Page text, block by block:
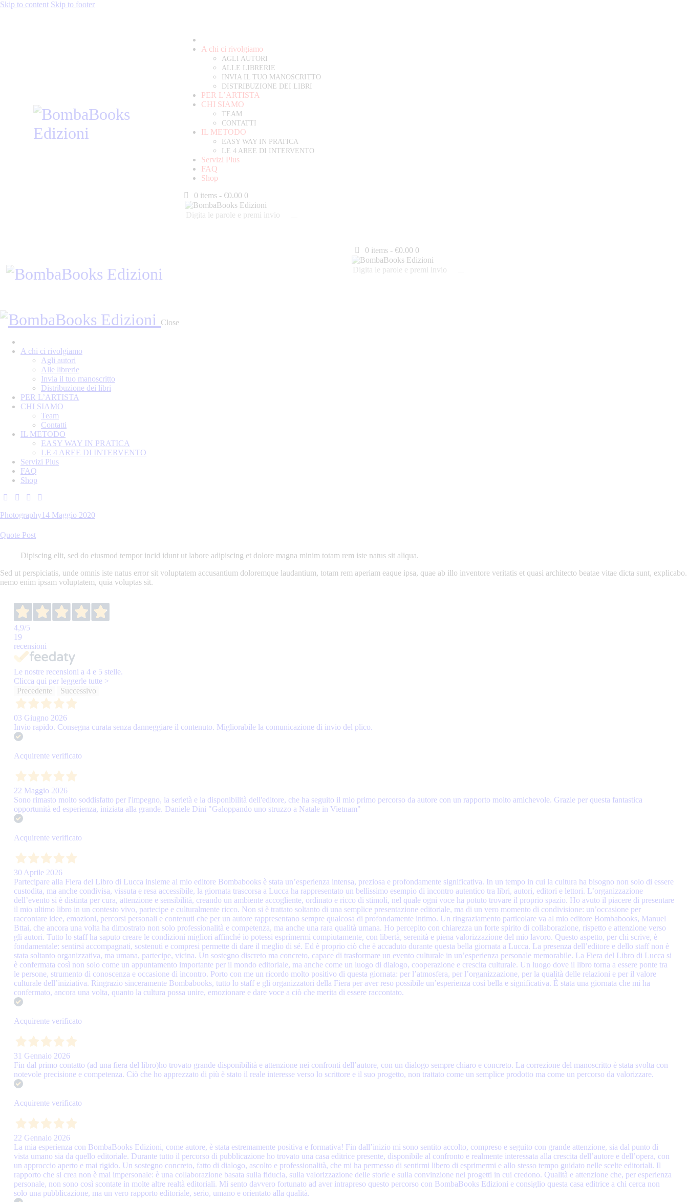
Skip to content Skip to footer
A chi ci rivolgiamo
AGLI AUTORI
ALLE LIBRERIE
INVIA IL TUO MANOSCRITTO
DISTRIBUZIONE DEI LIBRI
PER L’ARTISTA
CHI SIAMO
TEAM
CONTATTI
IL METODO
EASY WAY IN PRATICA
LE 4 AREE DI INTERVENTO
Servizi Plus
FAQ
Shop
0 items- €0.00 0
0 items -€0.00 0
Close
A chi ci rivolgiamo
Agli autori
Alle librerie
Invia il tuo manoscritto
Distribuzione dei libri
PER L’ARTISTA
CHI SIAMO
Team
Contatti
IL METODO
EASY WAY IN PRATICA
LE 4 AREE DI INTERVENTO
Servizi Plus
FAQ
Shop
Photography14 Maggio 2020
Quote Post
Dipiscing elit, sed do eiusmod tempor incid idunt ut labore adipiscing et dolore magna minim totam rem iste natus sit aliqua.
Sed ut perspiciatis, unde omnis iste natus error sit voluptatem accusantium doloremque laudantium, totam rem aperiam eaque ipsa, quae ab illo inventore veritatis et quasi architecto beatae vitae dicta sunt, explicabo.
nemo enim ipsam voluptatem, quia voluptas sit.
4,9/5
19
recensioni
Le nostre recensioni a 4 e 5 stelle.
Clicca qui per leggerle tutte >
Precedente
Successivo
03 Giugno 2026
Invio rapido. Consegna curata senza danneggiare il contenuto. Migliorabile la comunicazione di invio del plico.
Acquirente verificato
22 Maggio 2026
Sono rimasto molto soddisfatto per l'impegno, la serietà e la disponibilità dell'editore, che ha seguito il mio primo percorso da autore con un rapporto molto amichevole. Grazie per questa fantastica
opportunità ed esperienza, iniziata alla grande. Daniele Dini "Galoppando uno struzzo a Natale in Vietnam"
Acquirente verificato
30 Aprile 2026
Partecipare alla Fiera del Libro di Lucca insieme al mio editore Bombabooks è stata un’esperienza intensa, preziosa e profondamente significativa. In un tempo in cui la cultura ha bisogno non solo di essere
custodita, ma anche condivisa, vissuta e resa accessibile, la giornata trascorsa a Lucca ha rappresentato un bellissimo esempio di incontro autentico tra libri, autori, editori e lettori. L’organizzazione
dell’evento si è distinta per cura, attenzione e sensibilità, creando un ambiente accogliente, ordinato e ricco di stimoli, nel quale ogni voce ha potuto trovare il proprio spazio. Ho avuto il piacere di presentare
il mio ultimo libro in un contesto vivo, partecipe e culturalmente ricco. Non si è trattato soltanto di una semplice presentazione editoriale, ma di un vero momento di condivisione: un’occasione per
raccontare idee, emozioni, percorsi personali e contenuti che per un autore rappresentano sempre qualcosa di profondamente intimo. Un ringraziamento particolare va al mio editore Bombabooks, Manuel
Bttai, che ancora una volta ha dimostrato non solo professionalità e competenza, ma anche una rara qualità umana. Ho percepito con chiarezza un forte spirito di collaborazione, rispetto e attenzione verso
gli autori. Tutto lo staff ha saputo creare le condizioni migliori affinché io potessi esprimermi compiutamente, con libertà, serenità e piena valorizzazione del mio lavoro. Questo aspetto, per chi scrive, è
fondamentale: sentirsi accompagnati, sostenuti e compresi permette di dare il meglio di sé. Ed è proprio ciò che è accaduto durante questa bella giornata a Lucca. La presenza dell’editore e dello staff non è
stata soltanto organizzativa, ma umana, partecipe, vicina. Un sostegno discreto ma concreto, capace di trasformare un evento culturale in un’esperienza personale memorabile. La Fiera del Libro di Lucca si
è confermata così non solo come un appuntamento importante per il mondo editoriale, ma anche come un luogo di dialogo, cooperazione e crescita culturale. Un luogo dove il libro torna a essere ponte tra
le persone, strumento di conoscenza e occasione di incontro. Porto con me un ricordo molto positivo di questa giornata: per l’atmosfera, per l’organizzazione, per la qualità delle relazioni e per il valore
culturale dell’iniziativa. Ringrazio sinceramente Bombabooks, tutto lo staff e gli organizzatori della Fiera per aver reso possibile un’esperienza così bella e significativa. È stata una giornata che mi ha
confermato, ancora una volta, quanto la cultura possa unire, emozionare e dare voce a ciò che merita di essere raccontato.
Acquirente verificato
31 Gennaio 2026
Fin dal primo contatto (ad una fiera del libro)ho trovato grande disponibilità e attenzione nei confronti dell’autore, con un dialogo sempre chiaro e concreto. La correzione del manoscritto è stata svolta con
notevole precisione e competenza. Ciò che ho apprezzato di più è stato il reale interesse verso lo scrittore e il suo progetto, non trattato come un semplice prodotto ma come un percorso da valorizzare.
Acquirente verificato
22 Gennaio 2026
La mia esperienza con BombaBooks Edizioni, come autore, è stata estremamente positiva e formativa! Fin dall’inizio mi sono sentito accolto, compreso e seguito con grande attenzione, sia dal punto di
vista umano sia da quello editoriale. Durante tutto il percorso di pubblicazione ho trovato una casa editrice presente, disponibile al confronto e realmente interessata alla crescita dell’autore e dell’opera, con
un approccio aperto e mai rigido. Un sostegno concreto, fatto di dialogo, ascolto e professionalità, che mi ha permesso di sentirmi libero di esprimermi e allo stesso tempo guidato nelle scelte editoriali. Il
rapporto che si crea non è mai impersonale: è una collaborazione basata sulla fiducia, sulla valorizzazione delle storie e sulla convinzione nei progetti in cui credono. Qualità e attenzione che, per esperienza
personale, non sono così scontate in molte altre realtà editoriali. Mi sento davvero fortunato ad aver intrapreso questo percorso con BombaBooks Edizioni e consiglio questa casa editrice a chi cerca non
solo una pubblicazione, ma un vero rapporto editoriale, serio, umano e orientato alla qualità.